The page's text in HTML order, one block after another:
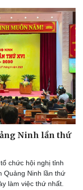
- Quốc phòng
Ninh lần thứ
chức hội nghị tỉnh
Quảng Ninh lần thứ
làm việc thứ nhất.